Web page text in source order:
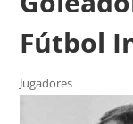
Fútbol
Jugadores